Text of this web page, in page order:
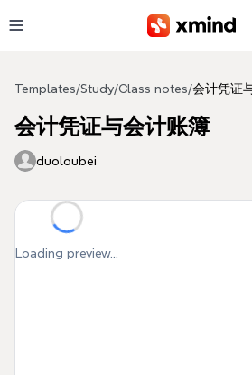
Templates/Study/Class notes/会计凭证
会计凭证与会计账簿
duoloubei
Loading preview...